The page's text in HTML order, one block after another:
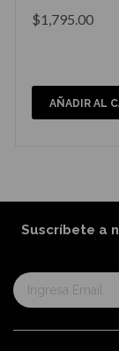
$1,795.00
AÑADIR AL
Suscríbete a
Suscríbase
al
informativo: